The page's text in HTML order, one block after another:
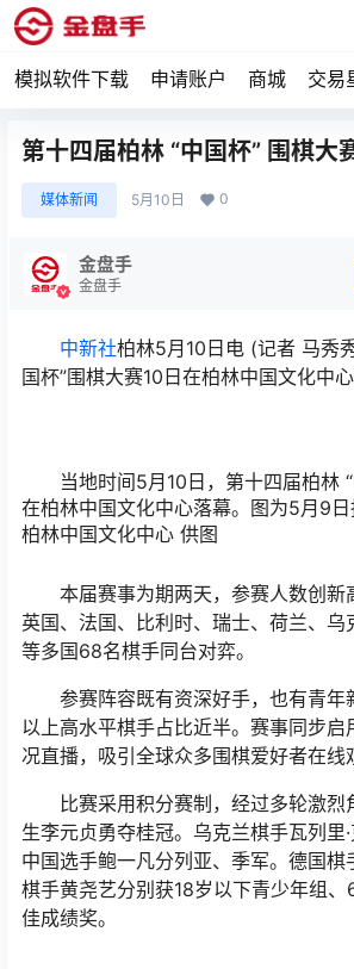
模拟软件下载 申请账户 商城 交易
第十四届柏林 “中国杯” 围棋大
媒体新闻 5月10日 0
金盘手
金盘手
中新社柏林5月10日电 (记者 马秀
国杯”围棋大赛10日在柏林中国文化中心
当地时间5月10日，第十四届柏林
在柏林中国文化中心落幕。图为5月9日
柏林中国文化中心 供图
本届赛事为期两天，参赛人数创新
英国、法国、比利时、瑞士、荷兰、乌
等多国68名棋手同台对弈。
参赛阵容既有资深好手，也有青年
以上高水平棋手占比近半。赛事同步启
况直播，吸引全球众多围棋爱好者在线
比赛采用积分赛制，经过多轮激烈
生李元贞勇夺桂冠。乌克兰棋手瓦列里·
中国选手鲍一凡分列亚、季军。德国棋
棋手黄尧艺分别获18岁以下青少年组
佳成绩奖。